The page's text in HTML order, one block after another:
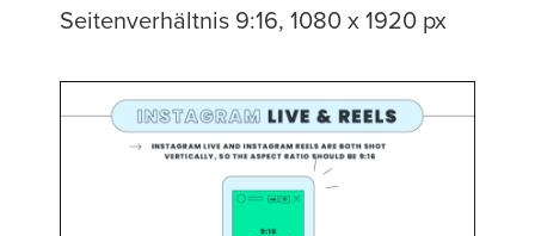
Seitenverhältnis 9:16, 1080 x 1920 px